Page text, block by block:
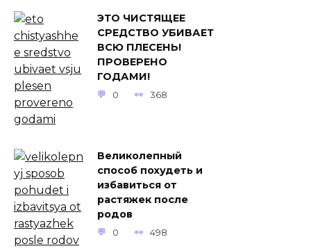
ЭТО ЧИСТЯЩЕЕ
СРЕДСТВО УБИВАЕТ
ВСЮ ПЛЕСЕНЬ!
ПРОВЕРЕНО
ГОДАМИ!
0 368
Великолепный
способ похудеть и
избавиться от
растяжек после
родов
0 498